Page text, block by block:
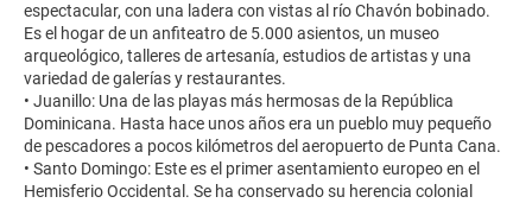
espectacular, con una ladera con vistas al río Chavón bobinado.
Es el hogar de un anfiteatro de 5.000 asientos, un museo
arqueológico, talleres de artesanía, estudios de artistas y una
variedad de galerías y restaurantes.
• Juanillo: Una de las playas más hermosas de la República
Dominicana. Hasta hace unos años era un pueblo muy pequeño
de pescadores a pocos kilómetros del aeropuerto de Punta Cana.
• Santo Domingo: Este es el primer asentamiento europeo en el
Hemisferio Occidental. Se ha conservado su herencia colonial